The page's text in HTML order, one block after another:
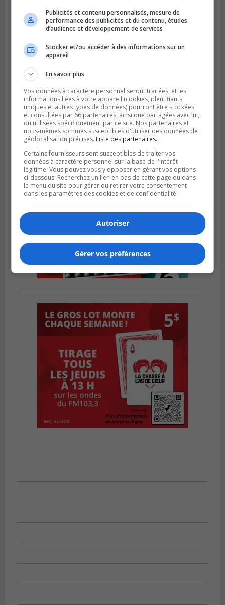
BROSSARD
Publié le 3 août 2026 à 06h23
Le soccer à l’honneur au Tournoi
international de Brossard
Publicités et contenu personnalisés, mesure de
performance des publicités et du contenu, études
d’audience et développement de services
Stocker et/ou accéder à des informations sur un
appareil
En savoir plus
Vos données à caractère personnel seront traitées, et les
informations liées à votre appareil (cookies, identifiants
uniques et autres types de données) pourront être stockées
et consultées par 66 partenaires, ainsi que partagées avec lui,
ou utilisées spécifiquement par ce site. Nos partenaires et
nous-mêmes sommes susceptibles d'utiliser des données de
géolocalisation précises. Liste des partenaires.
Certains fournisseurs sont susceptibles de traiter vos
données à caractère personnel sur la base de l'intérêt
légitime. Vous pouvez vous y opposer en gérant vos options
ci-dessous. Recherchez un lien en bas de cette page ou dans
le menu du site pour gérer ou retirer votre consentement
dans les paramètres des cookies et de confidentialité.
Autoriser
Gérer vos préférences